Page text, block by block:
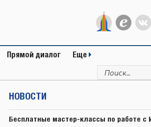
Прямой диалог Еще
Искать:
НОВОСТИ
Бесплатные мастер-классы по работе с